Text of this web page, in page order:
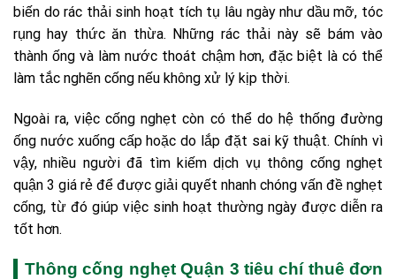
biến do rác thải sinh hoạt tích tụ lâu ngày như dầu mỡ, tóc
rụng hay thức ăn thừa. Những rác thải này sẽ bám vào
thành ống và làm nước thoát chậm hơn, đặc biệt là có thể
làm tắc nghẽn cống nếu không xử lý kịp thời.
Ngoài ra, việc cống nghẹt còn có thể do hệ thống đường
ống nước xuống cấp hoặc do lắp đặt sai kỹ thuật. Chính vì
vậy, nhiều người đã tìm kiếm dịch vụ thông cống nghẹt
quận 3 giá rẻ để được giải quyết nhanh chóng vấn đề nghẹt
cống, từ đó giúp việc sinh hoạt thường ngày được diễn ra
tốt hơn.
Thông cống nghẹt Quận 3 tiêu chí thuê đơn